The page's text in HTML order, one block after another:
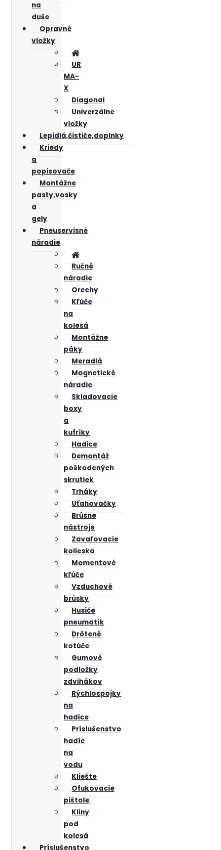
na
duše
Opravné
vložky
UR
MA-
X
Diagonal
Univerzálne
vložky
Lepidlá,čističe,doplnky
Kriedy
a
popisovače
Montážne
pasty,vosky
a
gely
Pneuservisné
náradie
Ručné
náradie
Orechy
Kľúče
na
kolesá
Montážne
páky
Meradlá
Magnetické
náradie
Skladovacie
boxy
a
kufríky
Hadice
Demontáž
poškodených
skrutiek
Trháky
Uťahovačky
Brúsne
nástroje
Zavaľovacie
kolieska
Momentové
kľúče
Vzduchové
brúsky
Husiče
pneumatík
Drôtené
kotúče
Gumové
podložky
zdvihákov
Rýchlospojky
na
hadice
Príslušenstvo
hadíc
na
vodu
Kliešte
Ofukovacie
pištole
Kliny
pod
kolesá
Príslušenstvo